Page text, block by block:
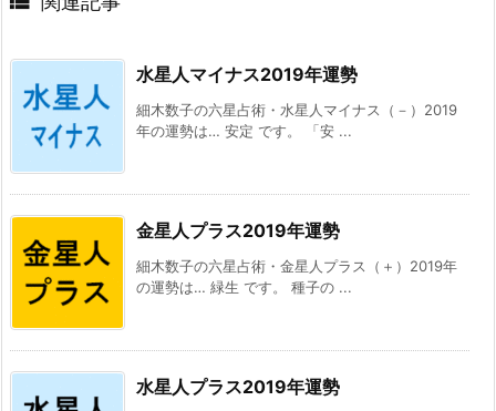
水星人マイナス2019年運勢
細木数子の六星占術・水星人マイナス（－）2019
年の運勢は… 安定 です。 「安 ...
金星人プラス2019年運勢
細木数子の六星占術・金星人プラス（＋）2019年
の運勢は… 緑生 です。 種子の ...
水星人プラス2019年運勢